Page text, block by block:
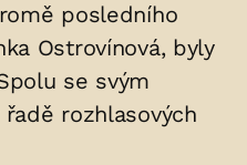
posledního
Ostrovínová, byly
se svým
rozhlasových